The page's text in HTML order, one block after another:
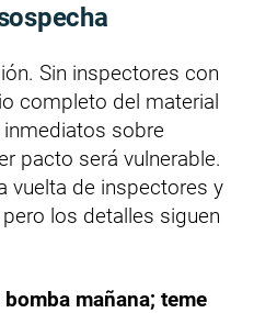
Sin inspectores con
completo del material
sobre
pacto será vulnerable.
vuelta de inspectores y
los detalles siguen
mañana; teme